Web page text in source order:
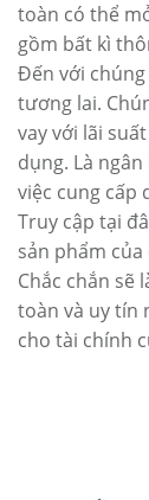
toàn có thể
gồm bất kì
Đến với
tương lai.
vay với lãi
dụng. Là
việc cung cấp
Truy cập tại
sản phẩm
Chắc chắn sẽ
toàn và uy tín
cho tài chính